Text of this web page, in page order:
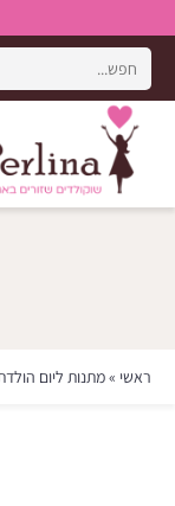
Search
for:
Search Button
ראשי »מתנות ליום